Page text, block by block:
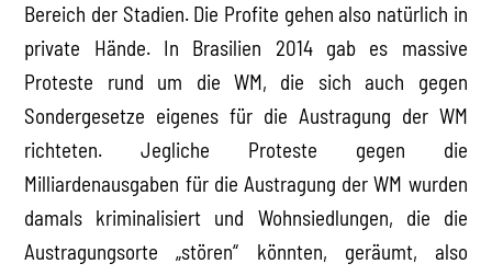
Bereich der Stadien. Die Profite gehen also natürlich in
private Hände. In Brasilien 2014 gab es massive
Proteste rund um die WM, die sich auch gegen
Sondergesetze eigenes für die Austragung der WM
richteten. Jegliche Proteste gegen die
Milliardenausgaben für die Austragung der WM wurden
damals kriminalisiert und Wohnsiedlungen, die die
Austragungsorte „stören“ könnten, geräumt, also